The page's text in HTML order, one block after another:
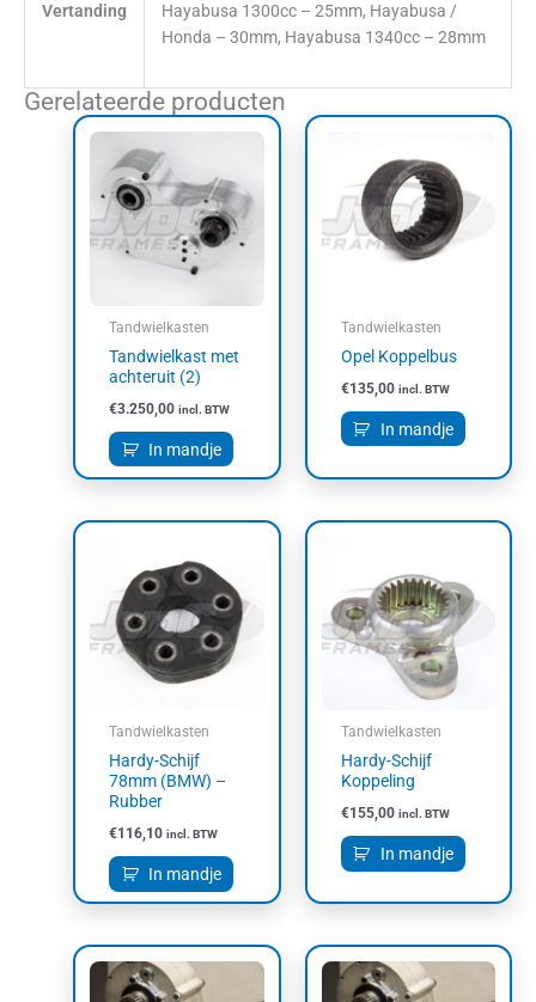
Vertanding
Hayabusa 1300cc – 25mm, Hayabusa /
Honda – 30mm, Hayabusa 1340cc – 28mm
Gerelateerde producten
Tandwielkasten
Tandwielkast met
achteruit (2)
€3.250,00 incl. BTW
In mandje
Tandwielkasten
Opel Koppelbus
€135,00 incl. BTW
In mandje
Tandwielkasten
Hardy-Schijf
78mm (BMW) –
Rubber
€116,10 incl. BTW
In mandje
Tandwielkasten
Hardy-Schijf
Koppeling
€155,00 incl. BTW
In mandje
Dit
product
Dit
product